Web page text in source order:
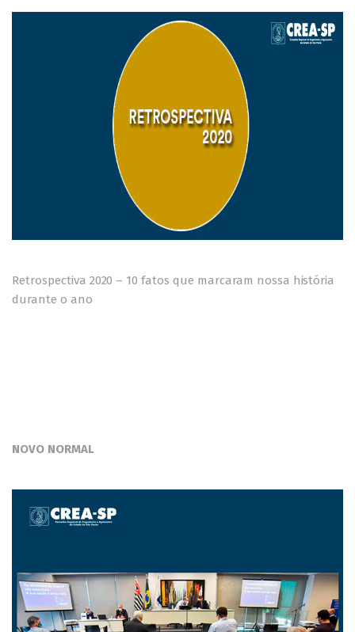
Retrospectiva 2020 – 10 fatos que marcaram nossa história
durante o ano
NOVO NORMAL